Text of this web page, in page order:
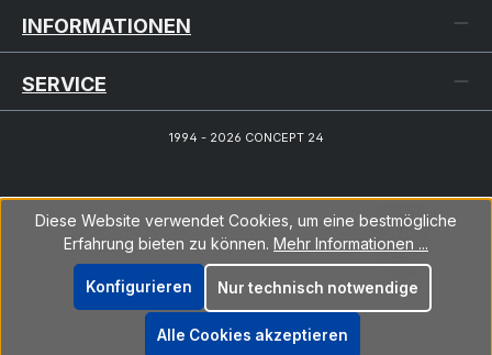
INFORMATIONEN
SERVICE
1994 - 2026 CONCEPT 24
Diese Website verwendet Cookies, um eine bestmögliche
Erfahrung bieten zu können. Mehr Informationen ...
Nur technisch notwendige
Konfigurieren
Alle Cookies akzeptieren